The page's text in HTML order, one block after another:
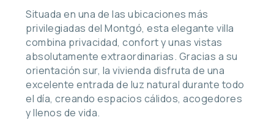
Situada en una de las ubicaciones más
privilegiadas del Montgó, esta elegante villa
combina privacidad, confort y unas vistas
absolutamente extraordinarias. Gracias a su
orientación sur, la vivienda disfruta de una
excelente entrada de luz natural durante todo
el día, creando espacios cálidos, acogedores
y llenos de vida.